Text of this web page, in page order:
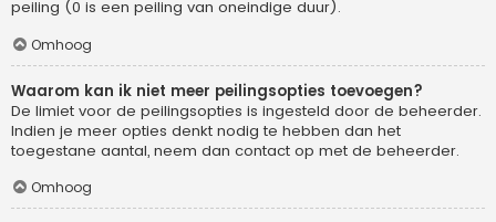
peiling (0 is een peiling van oneindige duur).
Omhoog
Waarom kan ik niet meer peilingsopties toevoegen?
De limiet voor de peilingsopties is ingesteld door de beheerder.
Indien je meer opties denkt nodig te hebben dan het
toegestane aantal, neem dan contact op met de beheerder.
Omhoog